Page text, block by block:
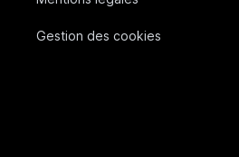
Gestion des cookies